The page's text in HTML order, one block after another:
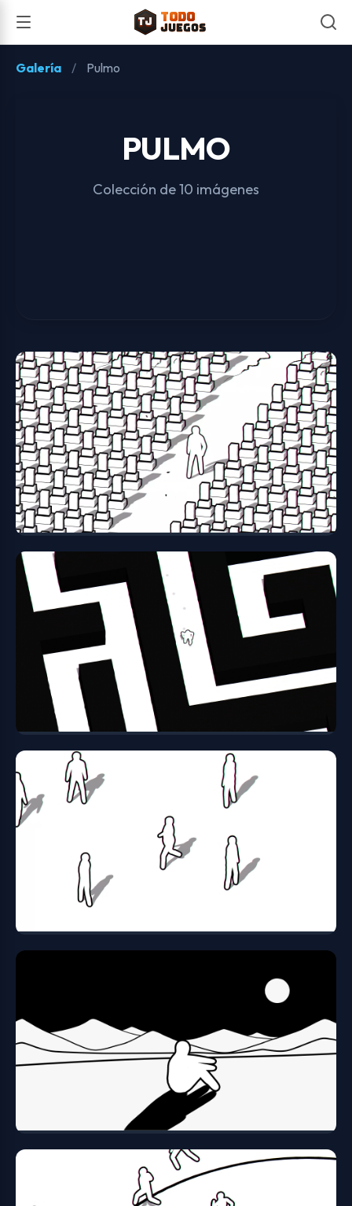
TJ
TJ TODO
JUEGOS
Galería / Pulmo
PULMO
Colección de 10 imágenes